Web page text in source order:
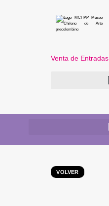
Venta de Entradas
VOLVER